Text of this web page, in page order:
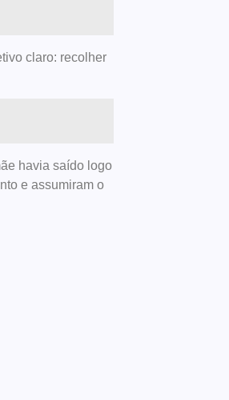
claro: recolher
havia saído logo
e assumiram o